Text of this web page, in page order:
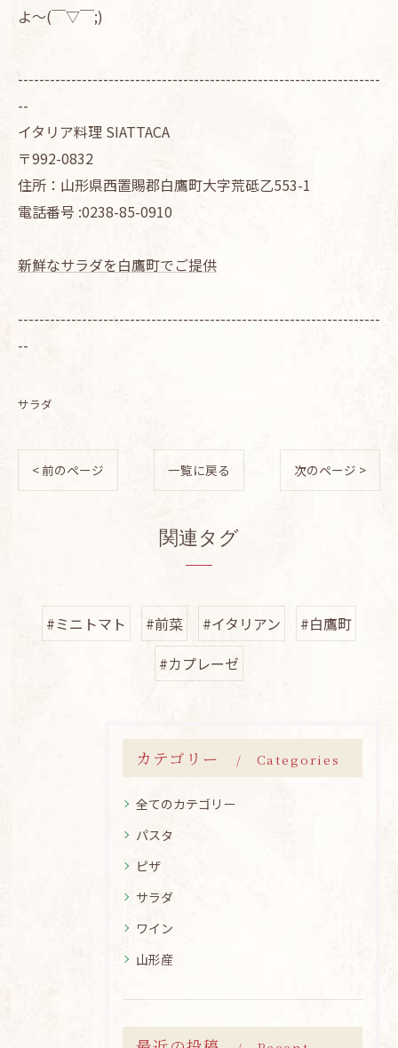
よ～(￣▽￣;)
--------------------------------------------------------------------
--
イタリア料理 SIATTACA
〒992-0832
住所：山形県西置賜郡白鷹町大字荒砥乙553-1
電話番号 :0238-85-0910
新鮮なサラダを白鷹町でご提供
--------------------------------------------------------------------
--
サラダ
< 前のページ 一覧に戻る 次のページ >
関連タグ
#ミニトマト #前菜 #イタリアン
#白鷹町
#カプレーゼ
カテゴリー Categories
全てのカテゴリー
パスタ
ピザ
サラダ
ワイン
山形産